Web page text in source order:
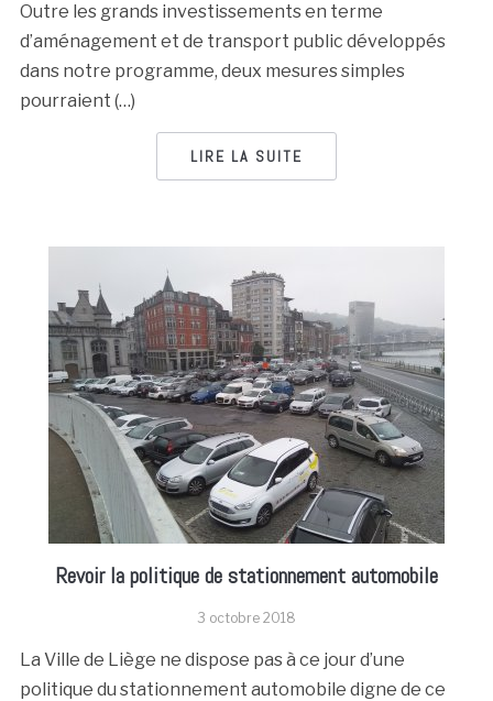
Outre les grands investissements en terme
d’aménagement et de transport public développés
dans notre programme, deux mesures simples
pourraient (…)
LIRE LA SUITE
Revoir la politique de stationnement automobile
3 octobre 2018
La Ville de Liège ne dispose pas à ce jour d’une
politique du stationnement automobile digne de ce